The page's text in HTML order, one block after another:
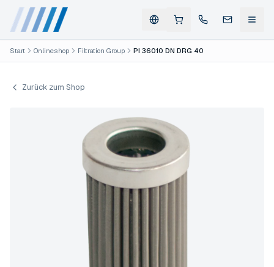
Start Onlineshop Filtration Group PI 36010 DN DRG 40
Zurück zum Shop